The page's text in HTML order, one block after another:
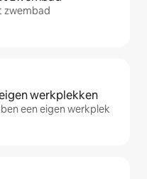
zwembad
werkplekken
een eigen werkplek